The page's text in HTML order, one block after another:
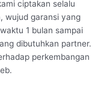
ciptakan selalu
wujud garansi yang
1 bulan sampai
dibutuhkan partner.
perkembangan